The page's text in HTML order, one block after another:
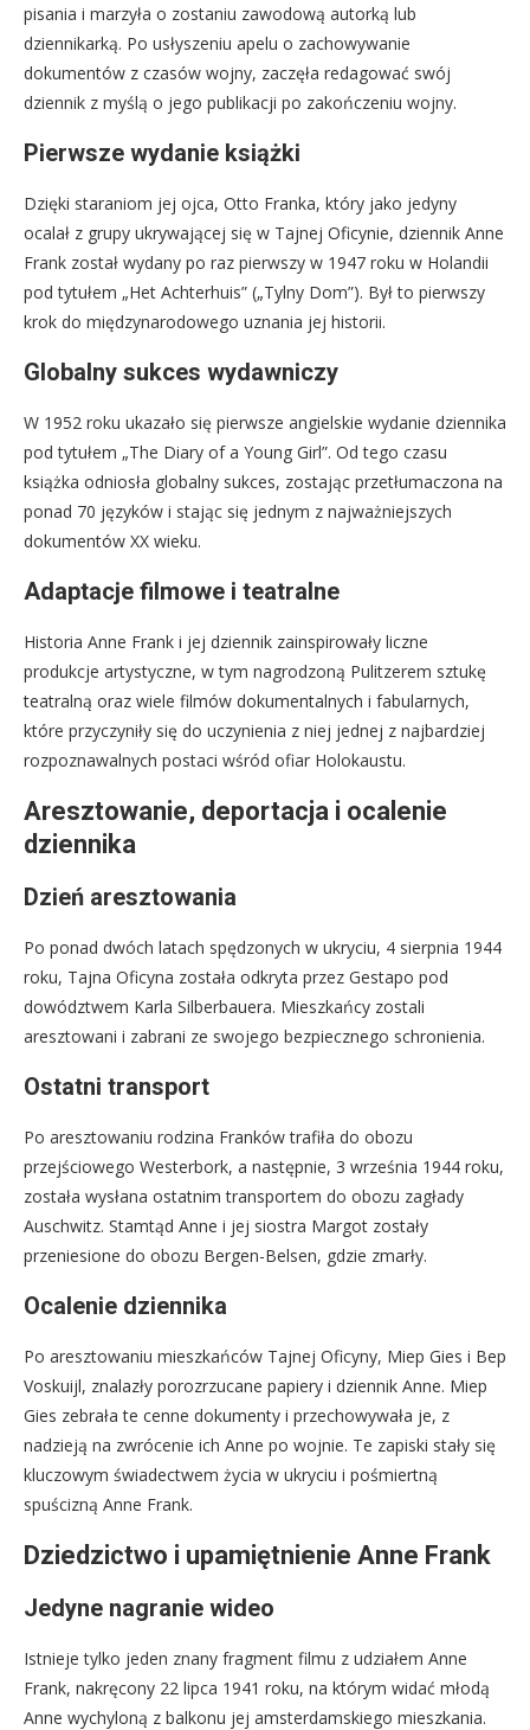
pisania i marzyła o zostaniu zawodową autorką lub
dziennikarką. Po usłyszeniu apelu o zachowywanie
dokumentów z czasów wojny, zaczęła redagować swój
dziennik z myślą o jego publikacji po zakończeniu wojny.
Pierwsze wydanie książki
Dzięki staraniom jej ojca, Otto Franka, który jako jedyny
ocalał z grupy ukrywającej się w Tajnej Oficynie, dziennik Anne
Frank został wydany po raz pierwszy w 1947 roku w Holandii
pod tytułem „Het Achterhuis” („Tylny Dom”). Był to pierwszy
krok do międzynarodowego uznania jej historii.
Globalny sukces wydawniczy
W 1952 roku ukazało się pierwsze angielskie wydanie dziennika
pod tytułem „The Diary of a Young Girl”. Od tego czasu
książka odniosła globalny sukces, zostając przetłumaczona na
ponad 70 języków i stając się jednym z najważniejszych
dokumentów XX wieku.
Adaptacje filmowe i teatralne
Historia Anne Frank i jej dziennik zainspirowały liczne
produkcje artystyczne, w tym nagrodzoną Pulitzerem sztukę
teatralną oraz wiele filmów dokumentalnych i fabularnych,
które przyczyniły się do uczynienia z niej jednej z najbardziej
rozpoznawalnych postaci wśród ofiar Holokaustu.
Aresztowanie, deportacja i ocalenie
dziennika
Dzień aresztowania
Po ponad dwóch latach spędzonych w ukryciu, 4 sierpnia 1944
roku, Tajna Oficyna została odkryta przez Gestapo pod
dowództwem Karla Silberbauera. Mieszkańcy zostali
aresztowani i zabrani ze swojego bezpiecznego schronienia.
Ostatni transport
Po aresztowaniu rodzina Franków trafiła do obozu
przejściowego Westerbork, a następnie, 3 września 1944 roku,
została wysłana ostatnim transportem do obozu zagłady
Auschwitz. Stamtąd Anne i jej siostra Margot zostały
przeniesione do obozu Bergen-Belsen, gdzie zmarły.
Ocalenie dziennika
Po aresztowaniu mieszkańców Tajnej Oficyny, Miep Gies i Bep
Voskuijl, znalazły porozrzucane papiery i dziennik Anne. Miep
Gies zebrała te cenne dokumenty i przechowywała je, z
nadzieją na zwrócenie ich Anne po wojnie. Te zapiski stały się
kluczowym świadectwem życia w ukryciu i pośmiertną
spuścizną Anne Frank.
Dziedzictwo i upamiętnienie Anne Frank
Jedyne nagranie wideo
Istnieje tylko jeden znany fragment filmu z udziałem Anne
Frank, nakręcony 22 lipca 1941 roku, na którym widać młodą
Anne wychyloną z balkonu jej amsterdamskiego mieszkania.